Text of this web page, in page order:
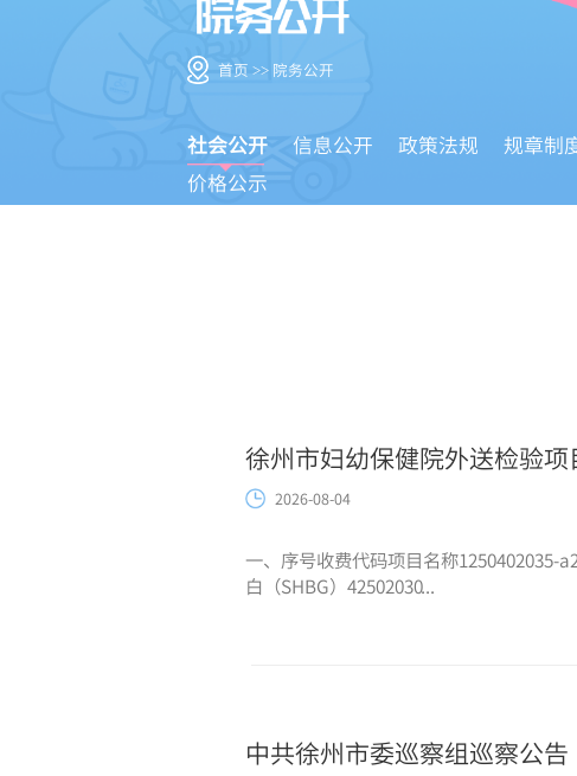
首页 >> 院务公开
社会公开 信息公开 政策法规 规章制
价格公示
徐州市妇幼保健院外送检验项
2026-08-04
一、序号收费代码项目名称1250402035-
白（SHBG）42502030...
中共徐州市委巡察组巡察公告